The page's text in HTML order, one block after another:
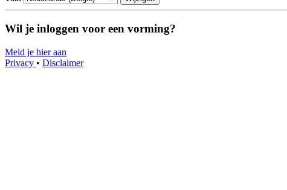
Wil je inloggen voor een vorming?
Meld je hier aan
Privacy • Disclaimer